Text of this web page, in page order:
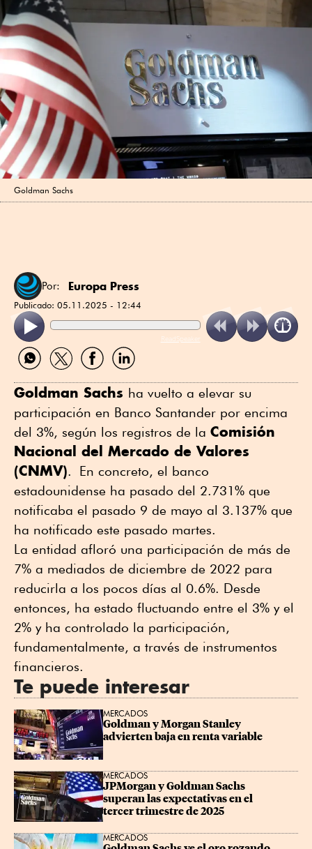
Goldman Sachs
Por: Europa Press
Publicado: 05.11.2025 - 12:44
ReadSpeaker
Compartir
por
Compartir
por
Compartir
por
Compartir
por
Goldman Sachs ha vuelto a elevar su
participación en Banco Santander por encima
del 3%, según los registros de la Comisión
Nacional del Mercado de Valores
(CNMV). En concreto, el banco
estadounidense ha pasado del 2.731% que
notificaba el pasado 9 de mayo al 3.137% que
ha notificado este pasado martes.
La entidad afloró una participación de más de
7% a mediados de diciembre de 2022 para
reducirla a los pocos días al 0.6%. Desde
entonces, ha estado fluctuando entre el 3% y el
2% y ha controlado la participación,
fundamentalmente, a través de instrumentos
financieros.
Te puede interesar
MERCADOS
Goldman y Morgan Stanley
advierten baja en renta variable
MERCADOS
JPMorgan y Goldman Sachs
superan las expectativas en el
tercer trimestre de 2025
MERCADOS